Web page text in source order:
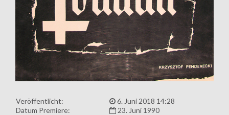
Veröffentlicht:
6. Juni 2018 14:28
Datum Premiere:
23. Juni 1990